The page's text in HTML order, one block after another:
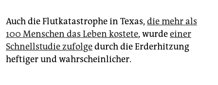
Auch die Flutkatastrophe in Texas, die mehr als
100 Menschen das Leben kostete, wurdeeiner
Schnellstudie zufolgedurch die Erderhitzung
heftiger und wahrscheinlicher.